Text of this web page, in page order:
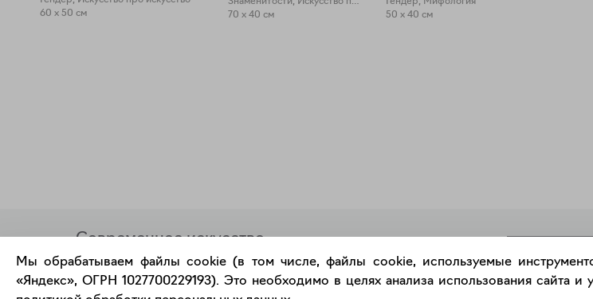
60 x 50 см
70 x 40 см
50 x 40 см
Современное искусство
онлайн
Мы обрабатываем файлы cookie (в том числе, файлы cookie, используемые
«Яндекс», ОГРН 1027700229193). Это необходимо в целях анализа использования сайта и